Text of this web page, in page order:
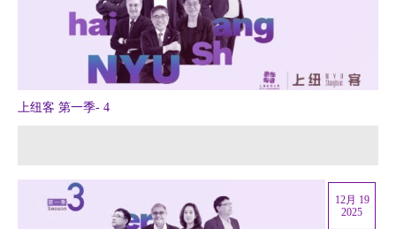
上纽客 第一季- 4
12月 19
2025